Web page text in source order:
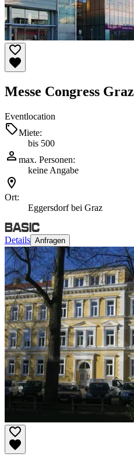
Messe Congress Graz
Eventlocation
Miete:
bis 500
max. Personen:
keine Angabe
Ort:
Eggersdorf bei Graz
Details Anfragen